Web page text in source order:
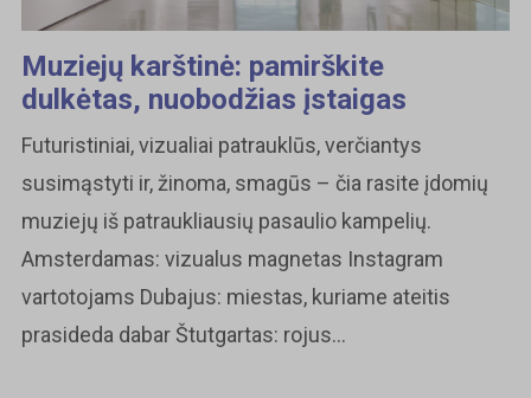
Muziejų karštinė: pamirškite
dulkėtas, nuobodžias įstaigas
Futuristiniai, vizualiai patrauklūs, verčiantys
susimąstyti ir, žinoma, smagūs – čia rasite įdomių
muziejų iš patraukliausių pasaulio kampelių.
Amsterdamas: vizualus magnetas Instagram
vartotojams Dubajus: miestas, kuriame ateitis
prasideda dabar Štutgartas: rojus...